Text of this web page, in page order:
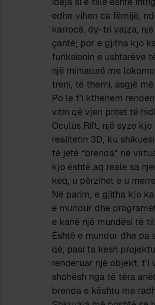
edhe vihen ca fëmijë,
karrocë, dy-tri vajza,
çantë; por e gjitha kjo
funksionin e ushtarëve
një miniaturë me
treni, të themi, asgjë më
Po le t’i kthehem
vitin që vjen pritet të
Oculus Rift, një syze
realitetin 3D, ku
të jetë “brenda” në
kjo është aq reale sa
keq, u përzihet e u
Në parim, e gjitha kjo
e mundur dhe
e kanë një mundësi të
Është e mundur dhe pa
që, pasi ta kesh
renderuar një objekt, t’i
shohësh nga të tëra
brenda e kështu me